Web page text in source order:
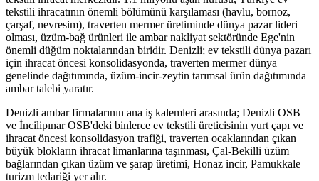
tekstili ihracatının önemli bölümünü karşılaması (havlu, bornoz,
çarşaf, nevresim), traverten mermer üretiminde dünya pazar lideri
olması, üzüm-bağ ürünleri ile ambar nakliyat sektöründe Ege'nin
önemli düğüm noktalarından biridir. Denizli; ev tekstili dünya pazarı
için ihracat öncesi konsolidasyonda, traverten mermer dünya
genelinde dağıtımında, üzüm-incir-zeytin tarımsal ürün dağıtımında
ambar talebi yaratır.
Denizli ambar firmalarının ana iş kalemleri arasında; Denizli OSB
ve İncilipınar OSB'deki binlerce ev tekstili üreticisinin yurt çapı ve
ihracat öncesi konsolidasyon trafiği, traverten ocaklarından çıkan
büyük blokların ihracat limanlarına taşınması, Çal-Bekilli üzüm
bağlarından çıkan üzüm ve şarap üretimi, Honaz incir, Pamukkale
turizm tedariği yer alır.